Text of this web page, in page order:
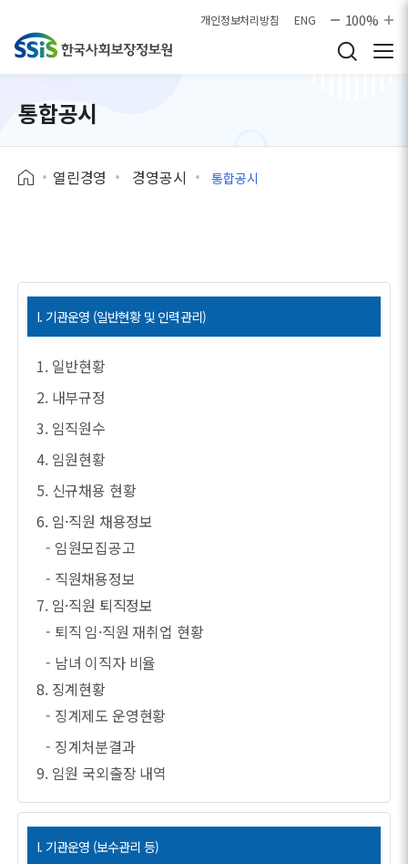
개인정보처리방침 ENG 100%
통합공시
열린경영 경영공시 통합공시
I. 기관운영 (일반현황 및 인력관리)
1. 일반현황
2. 내부규정
3. 임직원수
4. 임원현황
5. 신규채용 현황
6. 임·직원 채용정보
- 임원모집공고
- 직원채용정보
7. 임·직원 퇴직정보
- 퇴직 임·직원 재취업 현황
- 남녀 이직자 비율
8. 징계현황
- 징계제도 운영현황
- 징계처분결과
9. 임원 국외출장 내역
I. 기관운영 (보수관리 등)